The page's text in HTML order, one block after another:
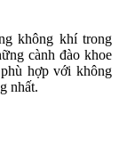
không khí trong
cành đào khoe
hợp với không
nhất.